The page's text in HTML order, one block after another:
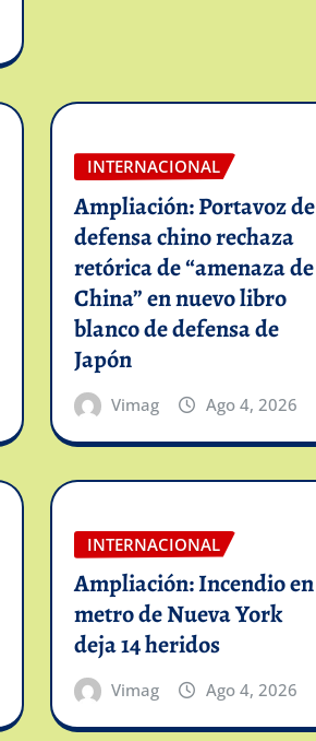
INTERNACIONAL
Ampliación: Portavoz de
defensa chino rechaza
retórica de “amenaza de
China” en nuevo libro
blanco de defensa de
Japón
Vimag Ago 4, 2026
INTERNACIONAL
Ampliación: Incendio en
metro de Nueva York
deja 14 heridos
Vimag Ago 4, 2026